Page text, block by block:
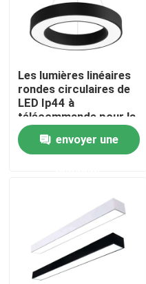
Visite d'usine
Contactez-nous
Nouvelles
Profils enfoncés de LED
Profil de la plaque de
Les lumières linéaires
rondes circulaires de
LED Ip44 à
télécommande pour la
décoration de bureau
envoyer une